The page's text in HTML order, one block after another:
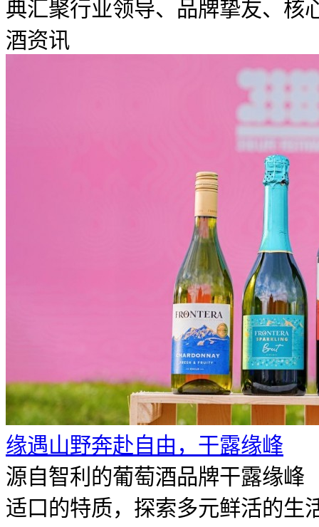
典汇聚行业领导、品牌挚友、核
酒资讯
​缘遇山野奔赴自由，干露缘峰
源自智利的葡萄酒品牌干露缘峰
适口的特质，探索多元鲜活的生